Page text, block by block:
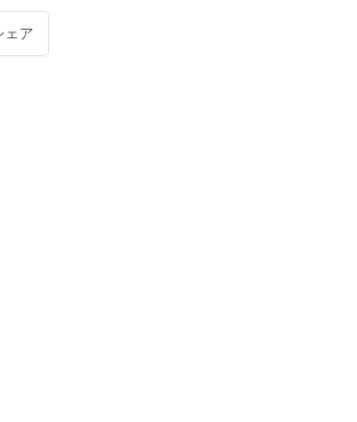
ェア